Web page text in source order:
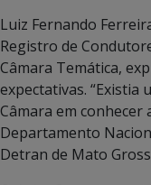
Luiz Fernando
Registro de
Câmara Temática,
expectativas. “Existia
Câmara em conhecer
Departamento
Detran de Mato